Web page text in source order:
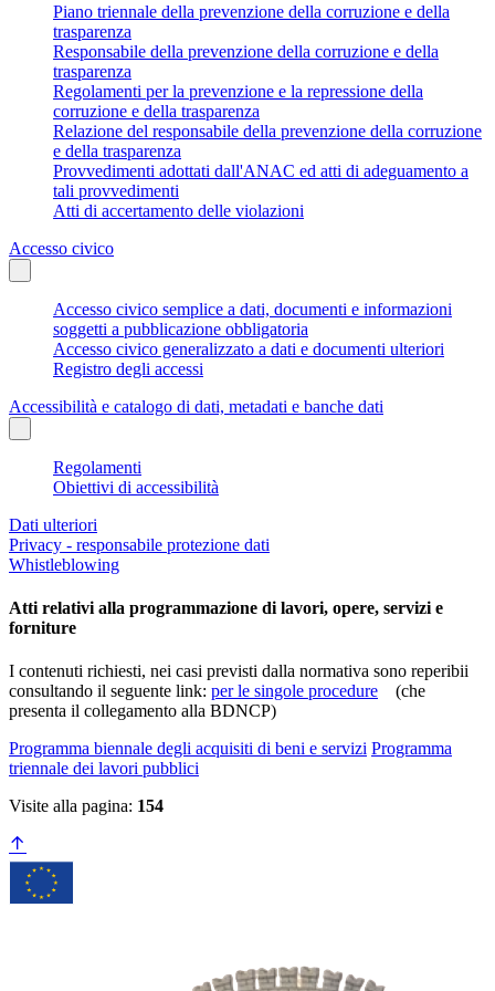
Piano triennale della prevenzione della corruzione e della
trasparenza
Responsabile della prevenzione della corruzione e della
trasparenza
Regolamenti per la prevenzione e la repressione della
corruzione e della trasparenza
Relazione del responsabile della prevenzione della corruzione
e della trasparenza
Provvedimenti adottati dall'ANAC ed atti di adeguamento a
tali provvedimenti
Atti di accertamento delle violazioni
Accesso civico
Accesso civico semplice a dati, documenti e informazioni
soggetti a pubblicazione obbligatoria
Accesso civico generalizzato a dati e documenti ulteriori
Registro degli accessi
Accessibilità e catalogo di dati, metadati e banche dati
Regolamenti
Obiettivi di accessibilità
Dati ulteriori
Privacy - responsabile protezione dati
Whistleblowing
Atti relativi alla programmazione di lavori, opere, servizi e
forniture
I contenuti richiesti, nei casi previsti dalla normativa sono reperibii
consultando il seguente link: per le singole procedure (che
presenta il collegamento alla BDNCP)
Programma biennale degli acquisiti di beni e servizi Programma
triennale dei lavori pubblici
Visite alla pagina: 154